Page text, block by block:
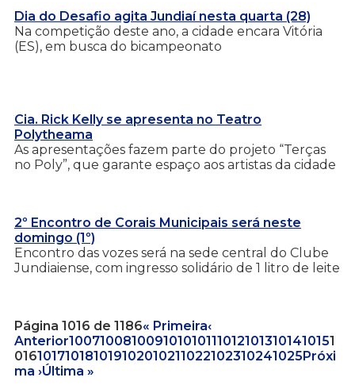
Dia do Desafio agita Jundiaí nesta quarta (28)
Na competição deste ano, a cidade encara Vitória
(ES), em busca do bicampeonato
Cia. Rick Kelly se apresenta no Teatro
Polytheama
As apresentações fazem parte do projeto “Terças
no Poly”, que garante espaço aos artistas da cidade
2º Encontro de Corais Municipais será neste
domingo (1º)
Encontro das vozes será na sede central do Clube
Jundiaiense, com ingresso solidário de 1 litro de leite
Página 1016 de 1186« Primeira‹
Anterior1007100810091010101110121013101410151
016101710181019102010211022102310241025Próxi
ma ›Última »